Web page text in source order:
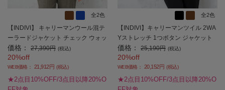
全2色
【INDIVI】 キャリーマンウール混テ
ーラードジャケット チェック ウォッ
シャブル 秋冬 【レディース】
価格： 27,390円 (税込)
20%off
WEB価格： 21,912円 (税込)
★2点目10%OFF/3点目以降20%O
全2色
【INDIVI】キャリーマンツイル 2WA
Yストレッチ 1つボタン ジャケット
長袖布帛 ウォッシャブル 通年 【レ
ディース】
価格： 25,190円 (税込)
20%off
WEB価格： 20,152円 (税込)
★2点目10%OFF/3点目以降20%O